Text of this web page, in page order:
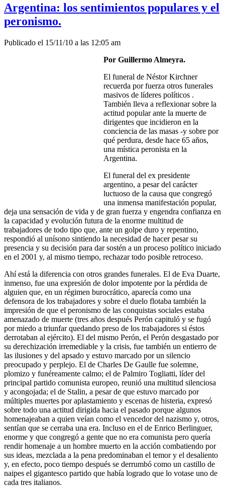
Argentina: los sentimientos populares y el
peronismo.
Publicado el 15/11/10 a las 12:05 am
Por Guillermo Almeyra.
El funeral de Néstor Kirchner
recuerda por fuerza otros funerales
masivos de líderes políticos .
También lleva a reflexionar sobre la
actitud popular ante la muerte de
dirigentes que incidieron en la
conciencia de las masas -y sobre por
qué perdura, desde hace 65 años,
una mística peronista en la
Argentina.
El funeral del ex presidente
argentino, a pesar del carácter
luctuoso de la causa que congregó
una inmensa manifestación popular,
deja una sensación de vida y de gran fuerza y engendra confianza en
la capacidad y evolución futura de la enorme multitud de
trabajadores de todo tipo que, ante un golpe duro y repentino,
respondió al unísono sintiendo la necesidad de hacer pesar su
presencia y su decisión para dar sostén a un proceso político iniciado
en el 2001 y, al mismo tiempo, rechazar todo posible retroceso.
Ahí está la diferencia con otros grandes funerales. El de Eva Duarte,
inmenso, fue una expresión de dolor impotente por la pérdida de
alguien que, en un régimen burocrático, aparecía como una
defensora de los trabajadores y sobre el duelo flotaba también la
impresión de que el peronismo de las conquistas sociales estaba
amenazado de muerte (tres años después Perón capituló y se fugó
por miedo a triunfar quedando preso de los trabajadores si éstos
derrotaban al ejército). El del mismo Perón, el Perón desgastado por
su derechización irremediable y la crisis, fue también un entierro de
las ilusiones y del apsado y estuvo marcado por un silencio
preocupado y perplejo. El de Charles De Gaulle fue solemne,
plomizo y funéreamente calmo; el de Palmiro Togliatti, líder del
principal partido comunista europeo, reunió una multitud silenciosa
y acongojada; el de Stalin, a pesar de que estuvo marcado por
múltiples muertes por aplastamiento y escenas de histeria, expresó
sobre todo una actitud dirigida hacia el pasado porque algunos
homenajeaban a quien veían como el vencedor del nazismo y, otros,
sentían que se cerraba una era. Incluso en el de Enrico Berlinguer,
enorme y que congregó a gente que no era comunista pero quería
rendir homenaje a un hombre muerto en la acción combatiendo por
sus ideas, mezclada a la pena predominaban el temor y el desaliento
y, en efecto, poco tiempo después se derrumbó como un castillo de
naipes el gigantesco partido que había logrado que lo votase uno de
cada tres italianos.